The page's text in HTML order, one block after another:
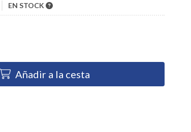
EN STOCK
Añadir a la cesta